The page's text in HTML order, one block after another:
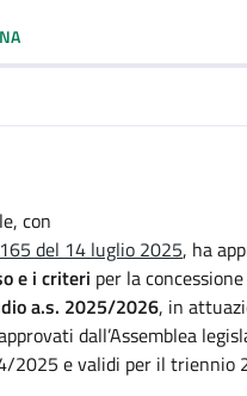
con
del 14 luglio 2025, ha
e i criteri per la
a.s. 2025/2026, in
dall’Assemblea
2025 e validi per il triennio